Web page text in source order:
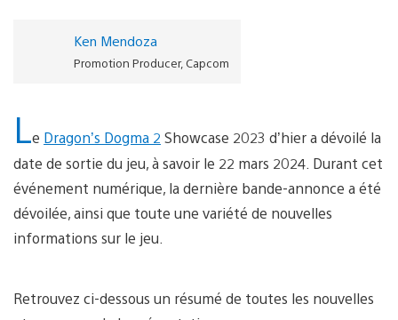
Ken Mendoza
Promotion Producer, Capcom
Le Dragon’s Dogma 2 Showcase 2023 d’hier a dévoilé la
date de sortie du jeu, à savoir le 22 mars 2024. Durant cet
événement numérique, la dernière bande-annonce a été
dévoilée, ainsi que toute une variété de nouvelles
informations sur le jeu.
Retrouvez ci-dessous un résumé de toutes les nouvelles